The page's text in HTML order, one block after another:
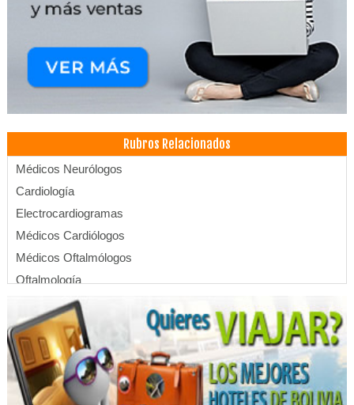
Rubros Relacionados
Médicos Neurólogos
Cardiología
Electrocardiogramas
Médicos Cardiólogos
Médicos Oftalmólogos
Oftalmología
Oculistas
Cirujanos oftalmólogos
Médicos Internistas
Médicos Endocrinólogos
Administración, Asesores en